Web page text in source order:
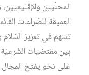
المحلّيين
العميقة للصّراعات
تسهم في تعزيز السّلام
بين مقتضيات الشّرعيّة
على نحو يفتح المجال